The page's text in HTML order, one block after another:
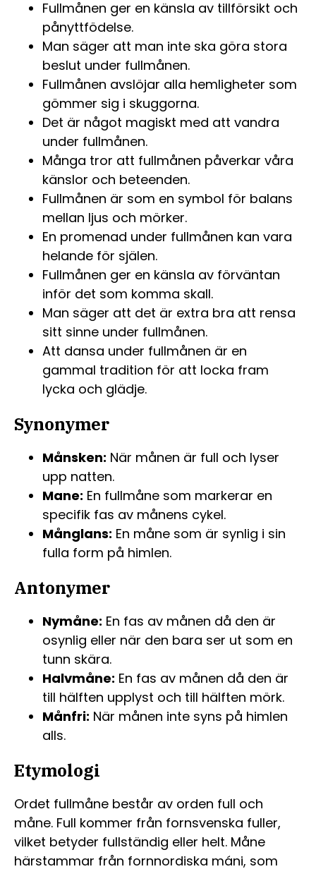
Fullmånen ger en känsla av tillförsikt och
pånyttfödelse.
Man säger att man inte ska göra stora
beslut under fullmånen.
Fullmånen avslöjar alla hemligheter som
gömmer sig i skuggorna.
Det är något magiskt med att vandra
under fullmånen.
Många tror att fullmånen påverkar våra
känslor och beteenden.
Fullmånen är som en symbol för balans
mellan ljus och mörker.
En promenad under fullmånen kan vara
helande för själen.
Fullmånen ger en känsla av förväntan
inför det som komma skall.
Man säger att det är extra bra att rensa
sitt sinne under fullmånen.
Att dansa under fullmånen är en
gammal tradition för att locka fram
lycka och glädje.
Synonymer
Månsken: När månen är full och lyser
upp natten.
Mane: En fullmåne som markerar en
specifik fas av månens cykel.
Månglans: En måne som är synlig i sin
fulla form på himlen.
Antonymer
Nymåne: En fas av månen då den är
osynlig eller när den bara ser ut som en
tunn skära.
Halvmåne: En fas av månen då den är
till hälften upplyst och till hälften mörk.
Månfri: När månen inte syns på himlen
alls.
Etymologi
Ordet fullmåne består av orden full och
måne. Full kommer från fornsvenska fuller,
vilket betyder fullständig eller helt. Måne
härstammar från fornnordiska máni, som